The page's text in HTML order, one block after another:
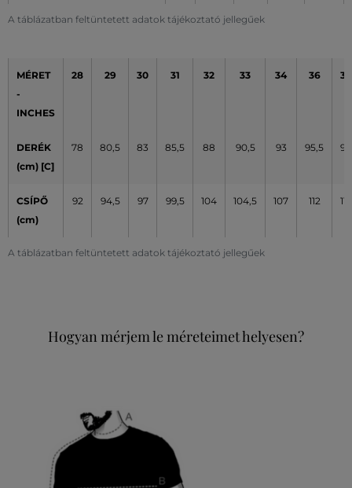
A táblázatban feltüntetett adatok tájékoztató jellegűek
A táblázatban feltüntetett adatok tájékoztató jellegűek
MÉRET
-
INCHES
28 29 30 31 32 33 34 36 38
DERÉK
(cm) [C]
78 80,5 83 85,5 88 90,5 93 95,5 98
CSÍPŐ
(cm)
92 94,5 97 99,5 104 104,5 107 112 117
Hogyan mérjem le méreteimet helyesen?